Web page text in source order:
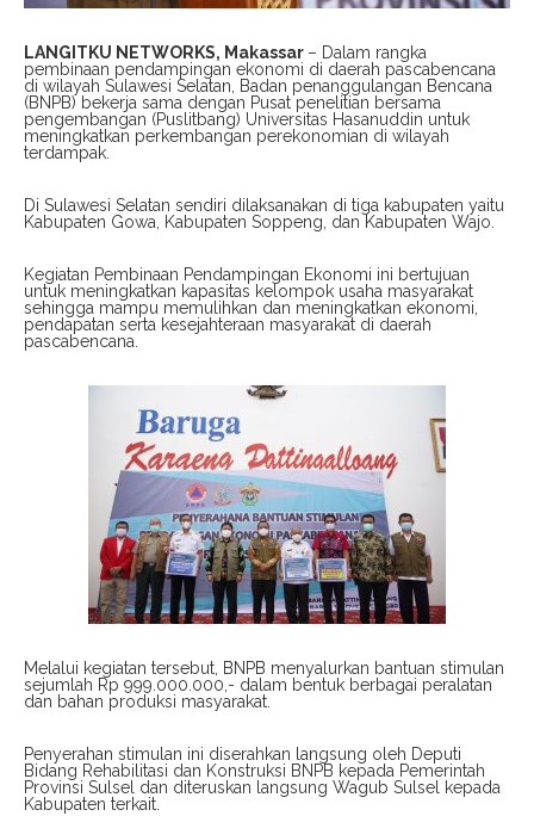
LANGITKU NETWORKS, Makassar – Dalam rangka
pembinaan pendampingan ekonomi di daerah pascabencana
di wilayah Sulawesi Selatan, Badan penanggulangan Bencana
(BNPB) bekerja sama dengan Pusat penelitian bersama
pengembangan (Puslitbang) Universitas Hasanuddin untuk
meningkatkan perkembangan perekonomian di wilayah
terdampak.
Di Sulawesi Selatan sendiri dilaksanakan di tiga kabupaten yaitu
Kabupaten Gowa, Kabupaten Soppeng, dan Kabupaten Wajo.
Kegiatan Pembinaan Pendampingan Ekonomi ini bertujuan
untuk meningkatkan kapasitas kelompok usaha masyarakat
sehingga mampu memulihkan dan meningkatkan ekonomi,
pendapatan serta kesejahteraan masyarakat di daerah
pascabencana.
Melalui kegiatan tersebut, BNPB menyalurkan bantuan stimulan
sejumlah Rp 999.000.000,- dalam bentuk berbagai peralatan
dan bahan produksi masyarakat.
Penyerahan stimulan ini diserahkan langsung oleh Deputi
Bidang Rehabilitasi dan Konstruksi BNPB kepada Pemerintah
Provinsi Sulsel dan diteruskan langsung Wagub Sulsel kepada
Kabupaten terkait.